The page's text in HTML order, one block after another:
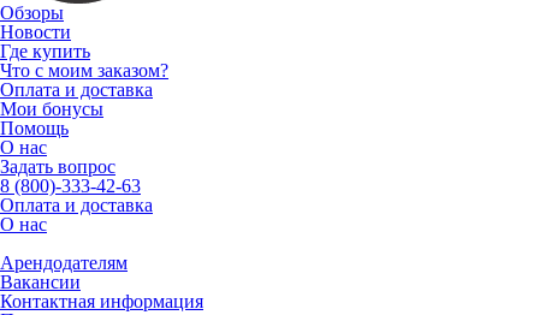
Обзоры
Новости
Где купить
Что с моим заказом?
Оплата и доставка
Мои бонусы
Помощь
О нас
Задать вопрос
8 (800)-333-42-63
Оплата и доставка
О нас
Арендодателям
Вакансии
Контактная информация